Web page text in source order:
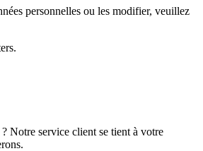
personnelles ou les modifier, veuillez
Notre service client se tient à votre